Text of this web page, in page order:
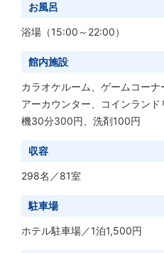
お風呂
浴場（15:00～22:00）
館内施設
カラオケルーム、ゲームコー
アーカウンター、コインラン
機30分300円、洗剤100円
収容
298名／81室
駐車場
ホテル駐車場／1泊1,500円